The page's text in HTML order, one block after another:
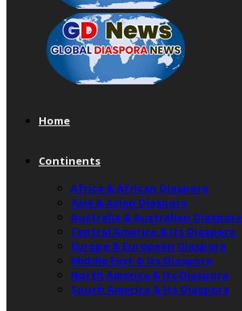
Home
Continents
Africa & African Diaspora
Asia & Asian Diaspora
Australia & Australian Diaspora
Central America & Its Diaspora
Europe & European Diaspora
Middle East & Its Diaspora
North America & Its Diaspora
South America & Its Diaspora